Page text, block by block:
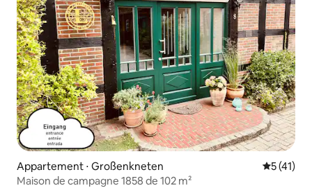
Appartement ⋅ Großenkneten
5 (41)
Maison de campagne 1858 de 102 m²